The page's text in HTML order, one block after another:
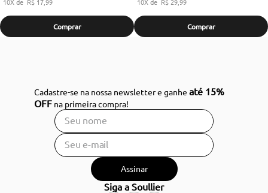
10
R$ 17,99
Comprar
10
R$ 29,99
Comprar
Cadastre-se na nossa newsletter e ganheaté 15%
OFF na primeira compra!
Assinar
Siga a Soullier